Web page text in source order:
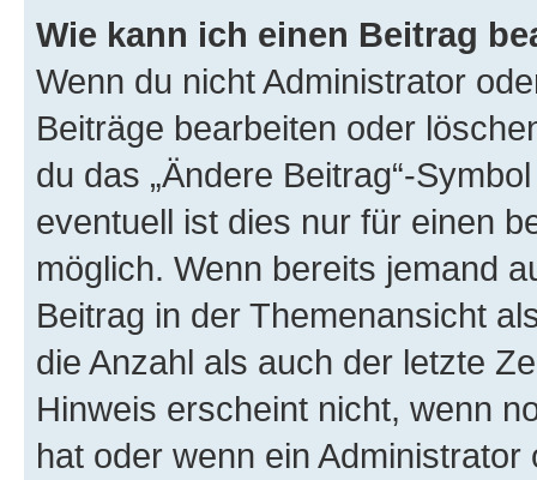
Wie kann ich einen Beitrag
Wenn du nicht Administrator
Beiträge bearbeiten oder
du das „Ändere Beitrag“-
eventuell ist dies nur für einen
möglich. Wenn bereits jemand
Beitrag in der Themenansicht
die Anzahl als auch der letzte
Hinweis erscheint nicht, wenn
hat oder wenn ein